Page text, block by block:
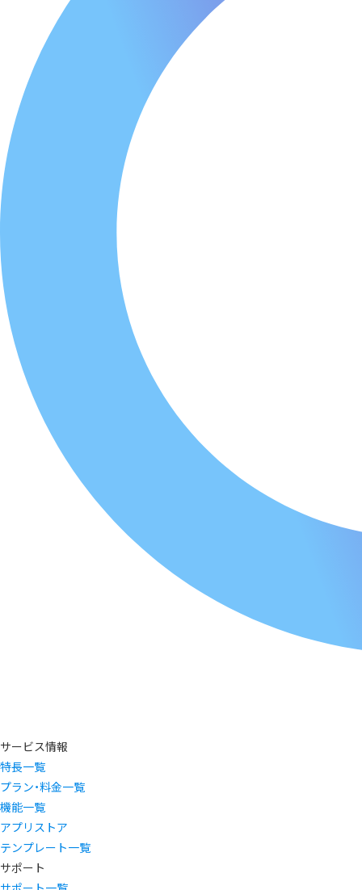
サービス情報
特長一覧
プラン・料金一覧
機能一覧
アプリストア
テンプレート一覧
サポート